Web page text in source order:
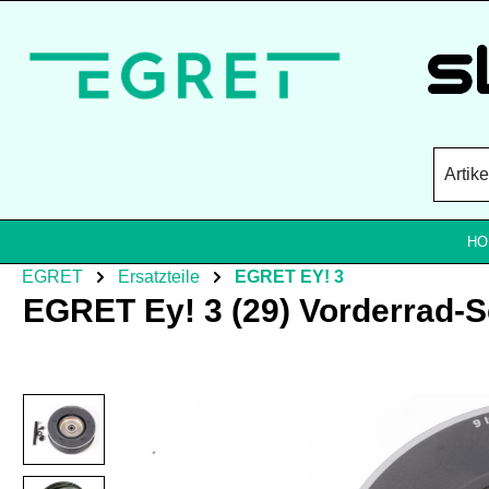
EGRET Ersatzteile EGRET EY! 3
EGRET Ey! 3 (29) Vorderrad-
Bildergalerie überspringen